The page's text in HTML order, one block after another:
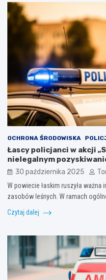
OCHRONA ŚRODOWISKA
Łascy policjanci w akcji
nielegalnym
30 października 2025
W powiecie łaskim ruszyła
zasobów leśnych. W ramach
Czytaj dalej